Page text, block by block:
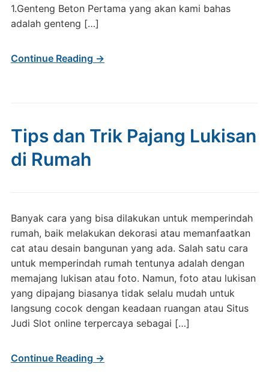
1.Genteng Beton Pertama yang akan kami bahas
adalah genteng […]
Continue Reading →
Tips dan Trik Pajang Lukisan
di Rumah
Banyak cara yang bisa dilakukan untuk memperindah
rumah, baik melakukan dekorasi atau memanfaatkan
cat atau desain bangunan yang ada. Salah satu cara
untuk memperindah rumah tentunya adalah dengan
memajang lukisan atau foto. Namun, foto atau lukisan
yang dipajang biasanya tidak selalu mudah untuk
langsung cocok dengan keadaan ruangan atau Situs
Judi Slot online terpercaya sebagai […]
Continue Reading →